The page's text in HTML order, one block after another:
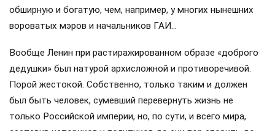
обширную и богатую, чем, например, у многих нынешних
вороватых мэров и начальников ГАИ…
Вообще Ленин при растиражированном образе «доброго
дедушки» был натурой архисложной и противоречивой.
Порой жестокой. Собственно, только таким и должен
был быть человек, сумевший перевернуть жизнь не
только Российской империи, но, по сути, и всего мира,